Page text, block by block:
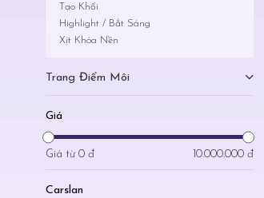
Tạo Khối
Highlight / Bắt Sáng
Xịt Khóa Nền
Trang Điểm Môi
Giá
Giá từ 0 đ 10.000.000 đ
Carslan